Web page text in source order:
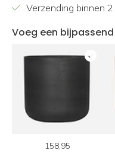
Verzending binnen
Voeg een
158,95